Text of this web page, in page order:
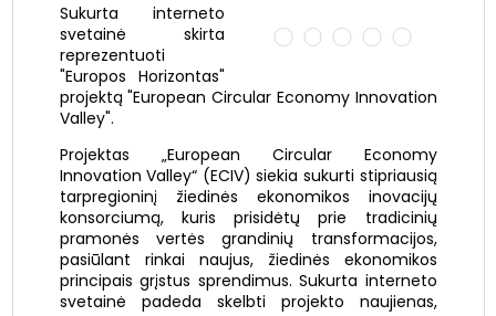
Sukurta interneto
svetainė skirta
reprezentuoti
"Europos Horizontas"
projektą "European Circular Economy Innovation
Valley".
Projektas „European Circular Economy
Innovation Valley“ (ECIV) siekia sukurti stipriausią
tarpregioninį žiedinės ekonomikos inovacijų
konsorciumą, kuris prisidėtų prie tradicinių
pramonės vertės grandinių transformacijos,
pasiūlant rinkai naujus, žiedinės ekonomikos
principais grįstus sprendimus. Sukurta interneto
svetainė padeda skelbti projekto naujienas,